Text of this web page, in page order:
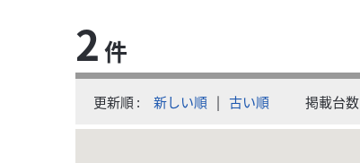
2件
更新順 新しい順 | 古い順 掲載台数